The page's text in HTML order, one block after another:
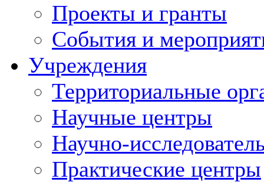
Проекты и гранты
События и
Учреждения
Территориальные
Научные центры
Научно-
Практические центры